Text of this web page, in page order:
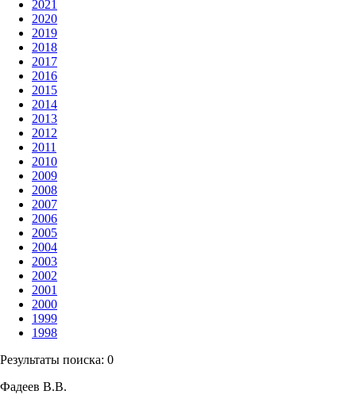
2021
2020
2019
2018
2017
2016
2015
2014
2013
2012
2011
2010
2009
2008
2007
2006
2005
2004
2003
2002
2001
2000
1999
1998
Результаты поиска: 0
Фадеев В.В.